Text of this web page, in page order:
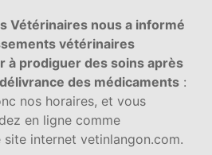
Vétérinaires nous a informé
vétérinaires
à prodiguer des soins après
des médicaments :
nos horaires, et vous
en ligne comme
site internet vetinlangon.com.